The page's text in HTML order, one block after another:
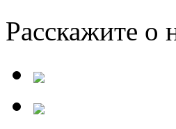
Расскажите о